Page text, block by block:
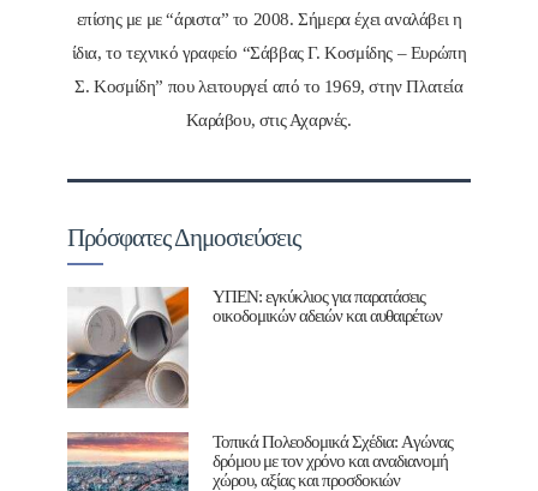
επίσης με με “άριστα” το 2008. Σήμερα έχει αναλάβει η
ίδια, το τεχνικό γραφείο “Σάββας Γ. Κοσμίδης – Ευρώπη
Σ. Κοσμίδη” που λειτουργεί από το 1969, στην Πλατεία
Καράβου, στις Αχαρνές.
Πρόσφατες Δημοσιεύσεις
ΥΠΕΝ: εγκύκλιος για παρατάσεις
οικοδομικών αδειών και αυθαιρέτων
Τοπικά Πολεοδομικά Σχέδια: Aγώνας
δρόμου με τον χρόνο και αναδιανομή
χώρου, αξίας και προσδοκιών